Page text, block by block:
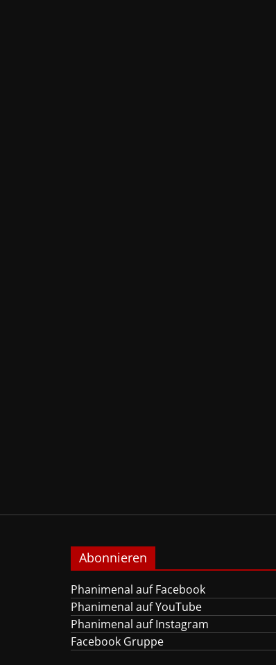
Abonnieren
Phanimenal auf Facebook
Phanimenal auf YouTube
Phanimenal auf Instagram
Facebook Gruppe